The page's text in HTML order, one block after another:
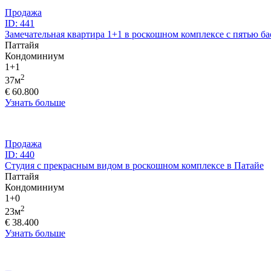
Продажа
ID: 441
Замечательная квартира 1+1 в роскошном комплексе с пятью
Паттайя
Кондоминиум
1+1
37м2
€ 60.800
Узнать больше
Продажа
ID: 440
Студия с прекрасным видом в роскошном комплексе в Патайе
Паттайя
Кондоминиум
1+0
23м2
€ 38.400
Узнать больше